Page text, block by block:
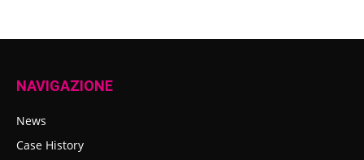
NAVIGAZIONE
News
Case History